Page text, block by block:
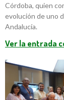
Córdoba, quien
evolución de uno
Andalucía.
Ver la entrada